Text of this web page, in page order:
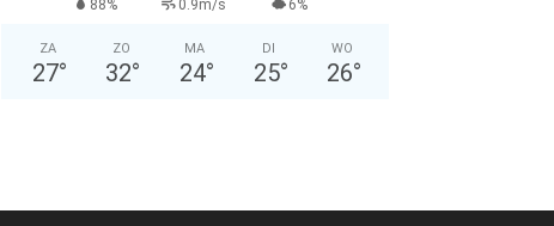
88% 0.9m/s 6%
ZA
27°
ZO
32°
MA
24°
DI
25°
WO
26°